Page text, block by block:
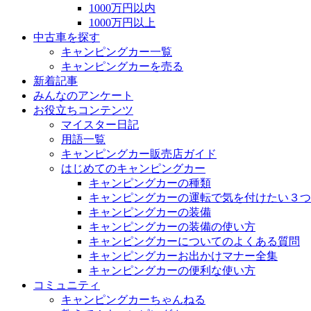
1000万円以内
1000万円以上
中古車を探す
キャンピングカー一覧
キャンピングカーを売る
新着記事
みんなのアンケート
お役立ちコンテンツ
マイスター日記
用語一覧
キャンピングカー販売店ガイド
はじめてのキャンピングカー
キャンピングカーの種類
キャンピングカーの運転で気を付けたい３
キャンピングカーの装備
キャンピングカーの装備の使い方
キャンピングカーについてのよくある質問
キャンピングカーお出かけマナー全集
キャンピングカーの便利な使い方
コミュニティ
キャンピングカーちゃんねる